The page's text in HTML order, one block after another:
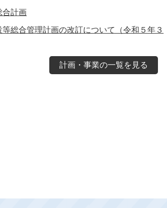
合計画
総合管理計画の改訂について（令和５年３
計画・事業の一覧を見る